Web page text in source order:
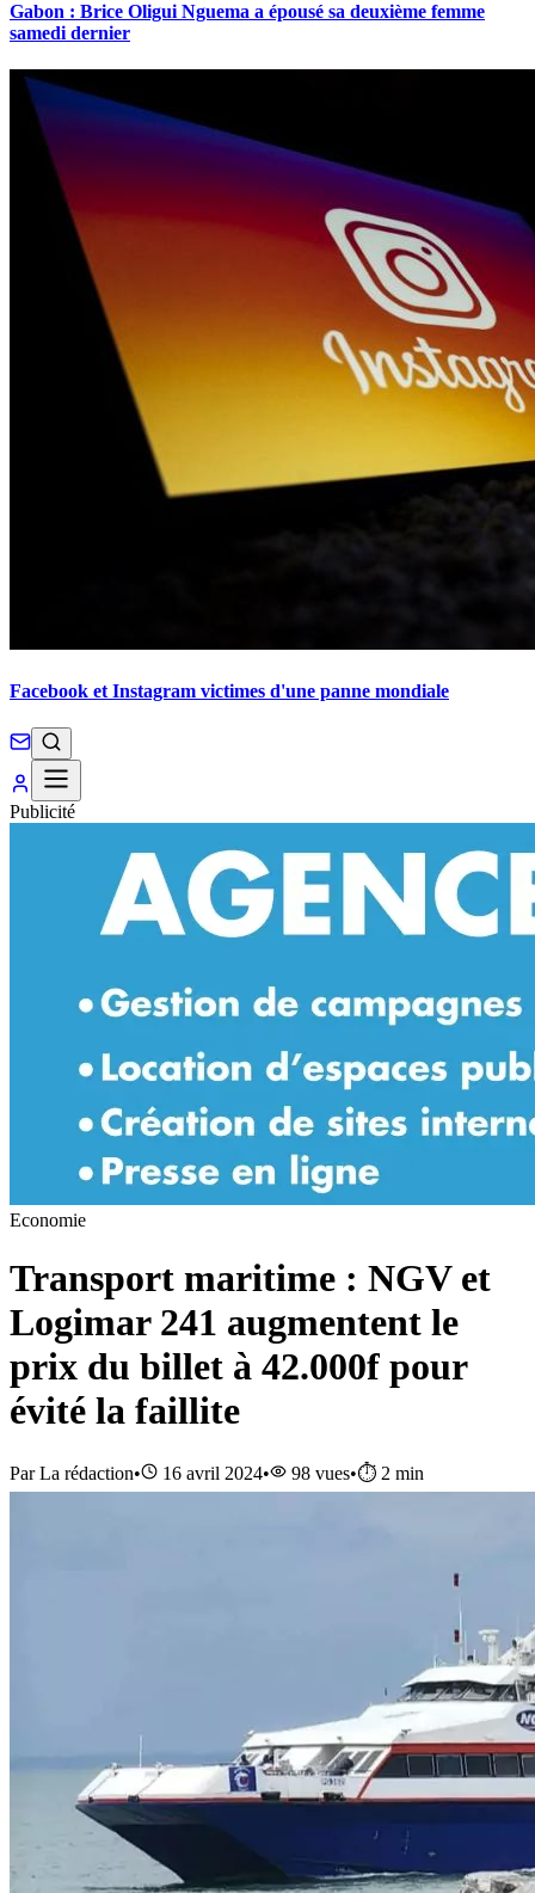
Gabon : Brice Oligui Nguema a épousé sa deuxième femme
samedi dernier
Facebook et Instagram victimes d'une panne mondiale
Publicité
Economie
Transport maritime : NGV et
Logimar 241 augmentent le
prix du billet à 42.000f pour
évité la faillite
ParLa rédaction• 16 avril 2024• 98 vues•⏱️ 2 min